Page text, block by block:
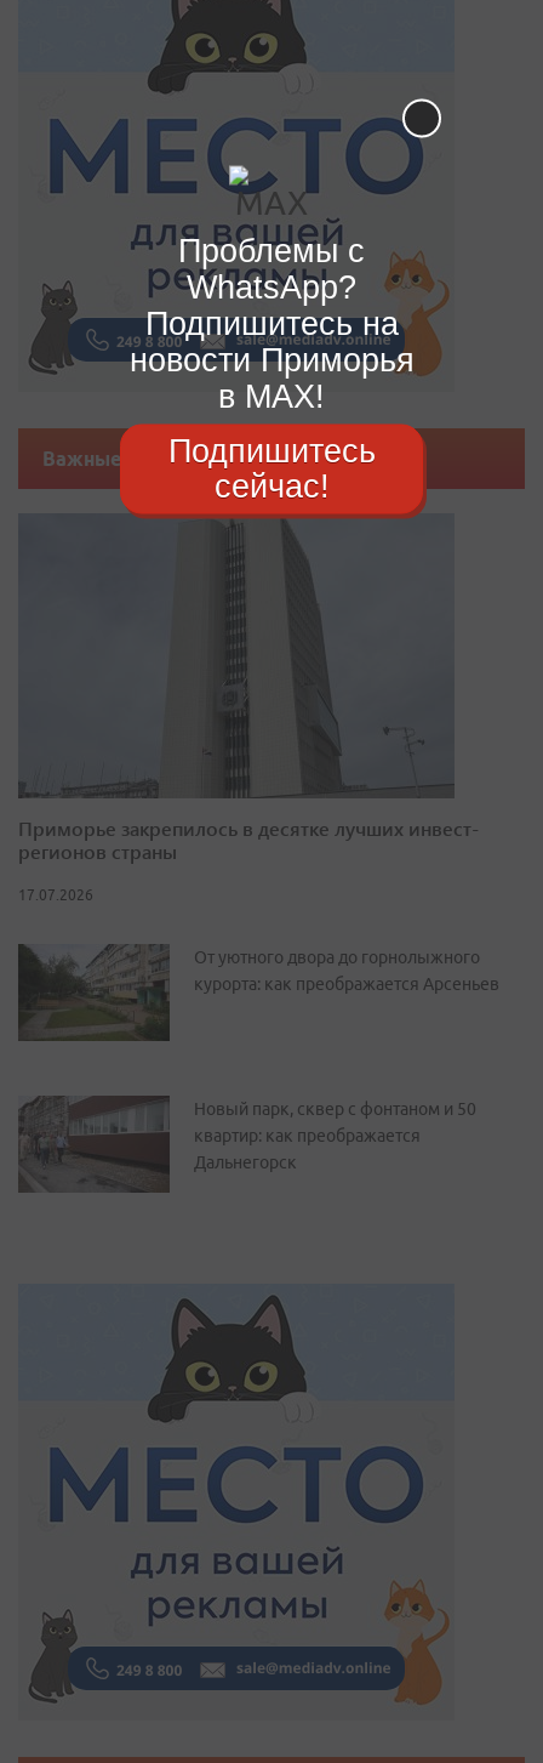
Важные новости
Приморье закрепилось в десятке лучших инвест-
регионов страны
17.07.2026
От уютного двора до горнолыжного
курорта: как преображается Арсеньев
Новый парк, сквер с фонтаном и 50
квартир: как преображается
Дальнегорск
Проблемы с
WhatsApp?
Подпишитесь на
новости Приморья
в MAX!
Подпишитесь
сейчас!